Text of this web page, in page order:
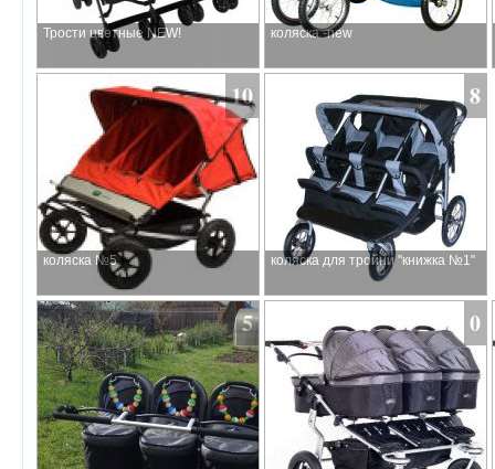
Трости цветные NEW! коляска -new
10
коляска №5
8
коляска для тройни "книжка №1"
5 0